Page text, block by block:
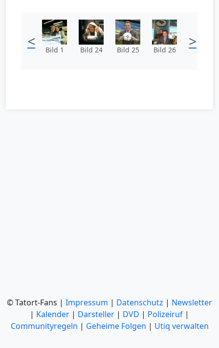
< Bild 1 Bild 24 Bild 25 Bild 26 >
© Tatort-Fans | Impressum | Datenschutz | Newsletter
| Kalender | Darsteller | DVD | Polizeiruf |
Communityregeln | Geheime Folgen | Utiq verwalten